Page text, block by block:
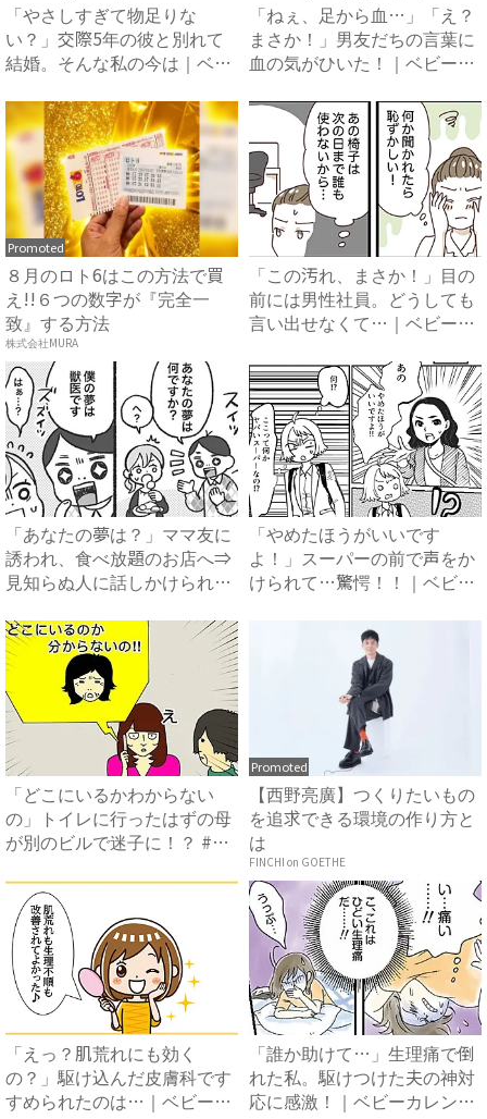
「やさしすぎて物足りな
い？」交際5年の彼と別れて
結婚。そんな私の今は｜ベビ
「ねぇ、足から血…」「え？
まさか！」男友だちの言葉に
血の気がひいた！｜ベビーカ
Promoted
８月のロト6はこの方法で買
え!!６つの数字が『完全一
致』する方法
株式会社MURA
「この汚れ、まさか！」目の
前には男性社員。どうしても
言い出せなくて…｜ベビーカ
「あなたの夢は？」ママ友に
誘われ、食べ放題のお店へ⇒
見知らぬ人に話しかけられ、
「やめたほうがいいです
よ！」スーパーの前で声をか
けられて…驚愕！！｜ベビー
「どこにいるかわからない
の」トイレに行ったはずの母
が別のビルで迷子に！？ #母
Promoted
【西野亮廣】つくりたいもの
を追求できる環境の作り方と
は
FINCHI on GOETHE
「えっ？肌荒れにも効く
の？」駆け込んだ皮膚科です
すめられたのは…｜ベビーカ
「誰か助けて…」生理痛で倒
れた私。駆けつけた夫の神対
応に感激！｜ベビーカレンダ